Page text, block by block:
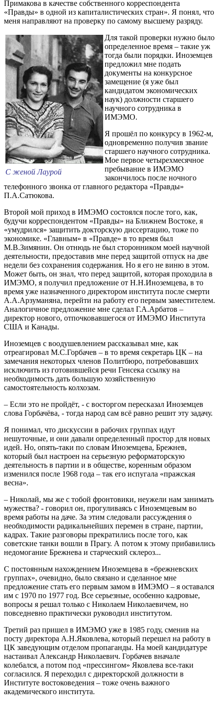
Примакова в качестве собственного корреспондента
«Правды» в одной из капиталистических стран». Я понял, что
меня направляют на проверку по самому высшему разряду.
С женой Лаурой
Для такой проверки нужно было
определенное время – такие уж
тогда были порядки. Иноземцев
предложил мне подать
документы на конкурсное
замещение (я уже был
кандидатом экономических
наук) должности старшего
научного сотрудника в
ИМЭМО.
Я прошёл по конкурсу в 1962-м,
одновременно получив звание
старшего научного сотрудника.
Мое первое четырехмесячное
пребывание в ИМЭМО
закончилось после ночного
телефонного звонка от главного редактора «Правды»
П.А.Сатюкова.
Второй мой приход в ИМЭМО состоялся после того, как,
будучи корреспондентом «Правды» на Ближнем Востоке, я
«умудрился» защитить докторскую диссертацию, тоже по
экономике. «Главным» в «Правде» в то время был
М.В.Зимянин. Он отнюдь не был сторонником моей научной
деятельности, предоставив мне перед защитой отпуск на две
недели без сохранения содержания. Но я его не виню в этом.
Может быть, он знал, что перед защитой, которая проходила в
ИМЭМО, я получил предложение от Н.Н.Иноземцева, в то
время уже назначенного директором института после смерти
А.А.Арзуманяна, перейти на работу его первым заместителем.
Аналогичное предложение мне сделал Г.А.Арбатов –
директор нового, отпочковавшегося от ИМЭМО Института
США и Канады.
Иноземцев с воодушевлением рассказывал мне, как
отреагировал М.С.Горбачев – в то время секретарь ЦК – на
замечания некоторых членов Политбюро, потребовавших
исключить из готовившейся речи Генсека ссылку на
необходимость дать большую хозяйственную
самостоятельность колхозам.
– Если это не пройдёт, - с восторгом пересказал Иноземцев
слова Горбачёва, - тогда народ сам всё равно решит эту задачу.
Я понимал, что дискуссии в рабочих группах идут
нешуточные, и они давали определенный простор для новых
идей. Но, опять-таки по словам Иноземцева, Брежнев,
который был настроен на серьезную реформаторскую
деятельность в партии и в обществе, коренным образом
изменился после 1968 года – так его испугала «пражская
весна».
– Николай, мы же с тобой фронтовики, неужели нам занимать
мужества? - говорил он, прогуливаясь с Иноземцевым во
время работы на даче. За этим следовали рассуждения о
необходимости радикальнейших перемен в стране, партии,
кадрах. Такие разговоры прекратились после того, как
советские танки вошли в Прагу. А потом к этому прибавились
недомогание Брежнева и старческий склероз...
С постоянным нахождением Иноземцева в «брежневских
группах», очевидно, было связано и сделанное мне
предложение стать его первым замом в ИМЭМО – я оставался
им с 1970 по 1977 год. Все серьезные, особенно кадровые,
вопросы я решал только с Николаем Николаевичем, но
повседневно практически руководил институтом.
Третий раз пришел в ИМЭМО уже в 1985 году, сменив на
посту директора А.Н.Яковлева, который перешел на работу в
ЦК заведующим отделом пропаганды. На моей кандидатуре
настаивал Александр Николаевич. Горбачев вначале
колебался, а потом под «прессингом» Яковлева все-таки
согласился. Я переходил с директорской должности в
Институте востоковедения – тоже очень важного
академического института.